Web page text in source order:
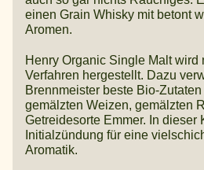
einen Grain Whisky mit betont
Aromen.
Henry Organic Single Malt wird
Verfahren hergestellt. Dazu
Brennmeister beste Bio-
gemälzten Weizen, gemälzten
Getreidesorte Emmer. In dieser
Initialzündung für eine
Aromatik.